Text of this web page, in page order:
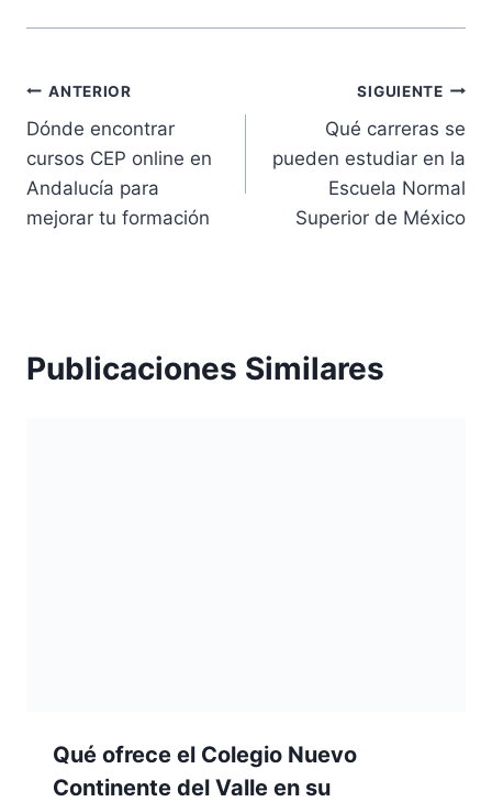
Navegación
de
entradas
ANTERIOR
Dónde encontrar
cursos CEP online en
Andalucía para
mejorar tu formación
SIGUIENTE
Qué carreras se
pueden estudiar en la
Escuela Normal
Superior de México
Publicaciones Similares
Qué ofrece el Colegio Nuevo
Continente del Valle en su